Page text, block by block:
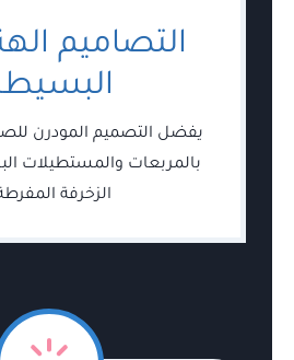
التصاميم
يفضل التصميم المودرن
بالمربعات والمستطيلات
الزخرفة